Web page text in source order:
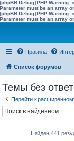
[phpBB Debug] PHP Warning:
Parameter must be an array
[phpBB Debug] PHP Warning:
Parameter must be an array
Правила
Список форумов
Темы без
Перейти к
Найден 441